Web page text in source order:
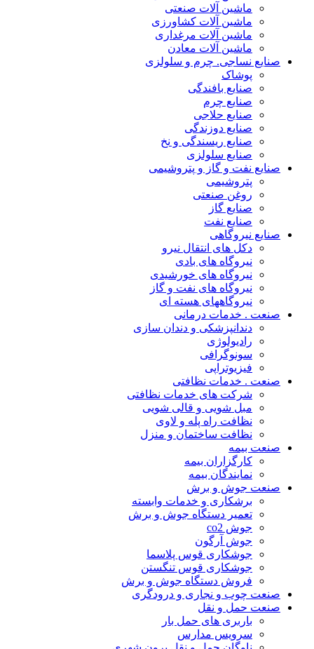
ماشین آلات صنعتی
ماشین آلات کشاورزی
ماشین آلات مرغداری
ماشین آلات معادن
صنایع نساجی. چرم و سلولزی
پوشاک
صنایع بافندگی
صنایع چرم
صنایع حلاجی
صنایع دوزندگی
صنایع ریسندگی و نخ
صنایع سلولزی
صنایع نفت و گاز و پتروشیمی
پتروشیمی
روغن صنعتی
صنایع گاز
صنایع نفت
صنایع نیروگاهی
دکل های انتقال نیرو
نیروگاه های بادی
نیروگاه های خورشیدی
نیروگاه های نفت و گاز
نیروگاههای هسته ای
صنعت . خدمات درمانی
دندانپزشکی و دندان سازی
رادیولوژی
سونوگرافی
فیزیوتراپی
صنعت . خدمات نظافتی
شرکت های خدمات نظافتی
مبل شویی و قالی شویی
نظافت راه پله و لاوی
نظافت ساختمان و منزل
صنعت بیمه
کارگزاران بیمه
نمایندگان بیمه
صنعت جوش و برش
برشکاری و خدمات وابسته
تعمیر دستگاه جوش و برش
جوش co2
جوش آرگون
جوشکاری قوس پلاسما
جوشکاری قوس تنگستن
فروش دستگاه جوش و برش
صنعت چوب و نجاری و درودگری
صنعت حمل و نقل
باربری های حمل بار
سرویس مدارس